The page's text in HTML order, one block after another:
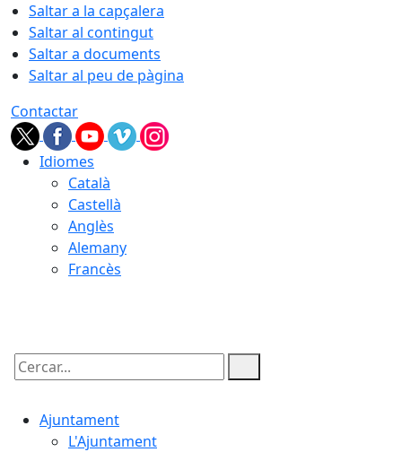
Saltar a la capçalera
Saltar al contingut
Saltar a documents
Saltar al peu de pàgina
Contactar
Idiomes
Català
Castellà
Anglès
Alemany
Francès
Cercar:
Ajuntament
L'Ajuntament